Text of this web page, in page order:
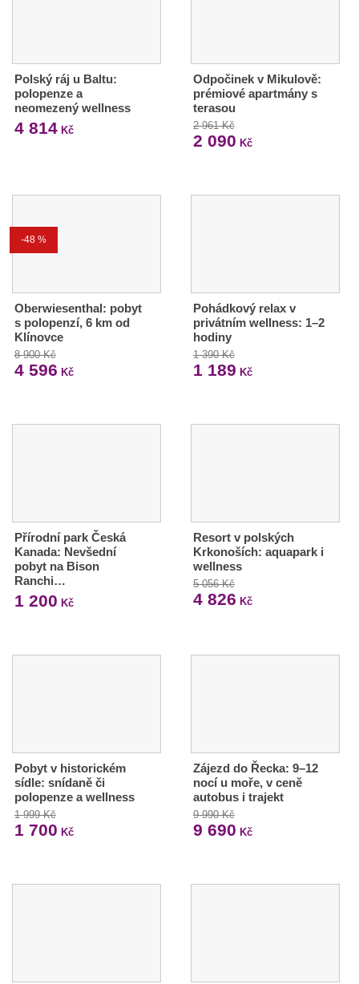
Polský ráj u Baltu:
polopenze a
neomezený wellness
4 814 Kč
Odpočinek v Mikulově:
prémiové apartmány s
terasou
2 961 Kč
2 090 Kč
-48 %
Oberwiesenthal: pobyt
s polopenzí, 6 km od
Klínovce
8 900 Kč
4 596 Kč
Pohádkový relax v
privátním wellness: 1–2
hodiny
1 390 Kč
1 189 Kč
Přírodní park Česká
Kanada: Nevšední
pobyt na Bison
Ranchi…
1 200 Kč
Resort v polských
Krkonoších: aquapark i
wellness
5 056 Kč
4 826 Kč
Pobyt v historickém
sídle: snídaně či
polopenze a wellness
1 999 Kč
1 700 Kč
Zájezd do Řecka: 9–12
nocí u moře, v ceně
autobus i trajekt
9 990 Kč
9 690 Kč